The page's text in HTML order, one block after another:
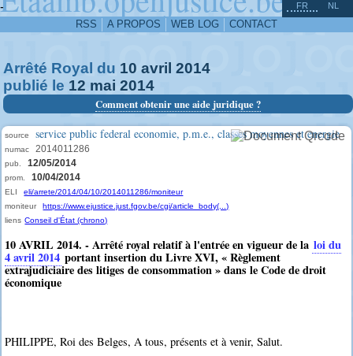
-
RSS A PROPOS WEB LOG CONTACT
FR NL
Arrêté Royal du 10 avril 2014
publié le 12 mai 2014
Comment obtenir une aide juridique ?
source service public federal economie, p.m.e., classes moyennes et energie
numac 2014011286
pub. 12/05/2014
prom. 10/04/2014
ELI
eli/arrete/2014/04/10/2014011286/moniteur
moniteur
https://www.ejustice.just.fgov.be/cgi/article_body(...)
liens Conseil d'État (chrono)
10 AVRIL 2014. - Arrêté royal relatif à l'entrée en vigueur de la loi du
4 avril 2014 portant insertion du Livre XVI, « Règlement
extrajudiciaire des litiges de consommation » dans le Code de droit
économique
PHILIPPE, Roi des Belges, A tous, présents et à venir, Salut.
^